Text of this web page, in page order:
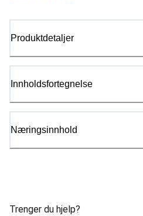
Produktdetaljer
Innholdsfortegnelse
Næringsinnhold
Trenger du hjelp?